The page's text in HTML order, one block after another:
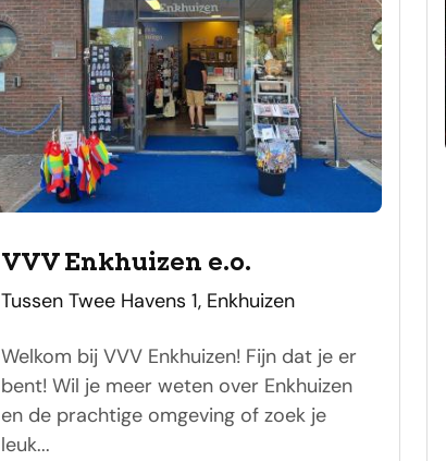
VVV Enkhuizen e.o.
adres
Tussen Twee Havens 1, Enkhuizen
Welkom bij VVV Enkhuizen! Fijn dat je er
bent! Wil je meer weten over Enkhuizen
en de prachtige omgeving of zoek je
leuk...